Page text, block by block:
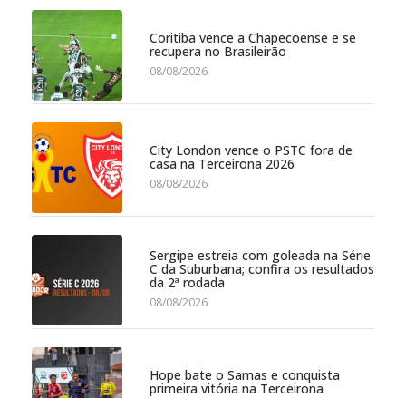
Coritiba vence a Chapecoense e se
recupera no Brasileirão
08/08/2026
City London vence o PSTC fora de
casa na Terceirona 2026
08/08/2026
Sergipe estreia com goleada na Série
C da Suburbana; confira os resultados
da 2ª rodada
08/08/2026
Hope bate o Samas e conquista
primeira vitória na Terceirona